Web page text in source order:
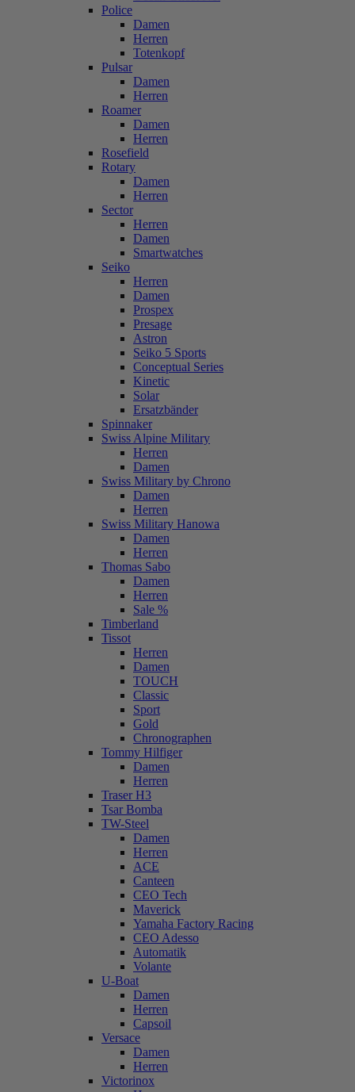
Police
Damen
Herren
Totenkopf
Pulsar
Damen
Herren
Roamer
Damen
Herren
Rosefield
Rotary
Damen
Herren
Sector
Herren
Damen
Smartwatches
Seiko
Herren
Damen
Prospex
Presage
Astron
Seiko 5 Sports
Conceptual Series
Kinetic
Solar
Ersatzbänder
Spinnaker
Swiss Alpine Military
Herren
Damen
Swiss Military by Chrono
Damen
Herren
Swiss Military Hanowa
Damen
Herren
Thomas Sabo
Damen
Herren
Sale %
Timberland
Tissot
Herren
Damen
TOUCH
Classic
Sport
Gold
Chronographen
Tommy Hilfiger
Damen
Herren
Traser H3
Tsar Bomba
TW-Steel
Damen
Herren
ACE
Canteen
CEO Tech
Maverick
Yamaha Factory Racing
CEO Adesso
Automatik
Volante
U-Boat
Damen
Herren
Capsoil
Versace
Damen
Herren
Victorinox